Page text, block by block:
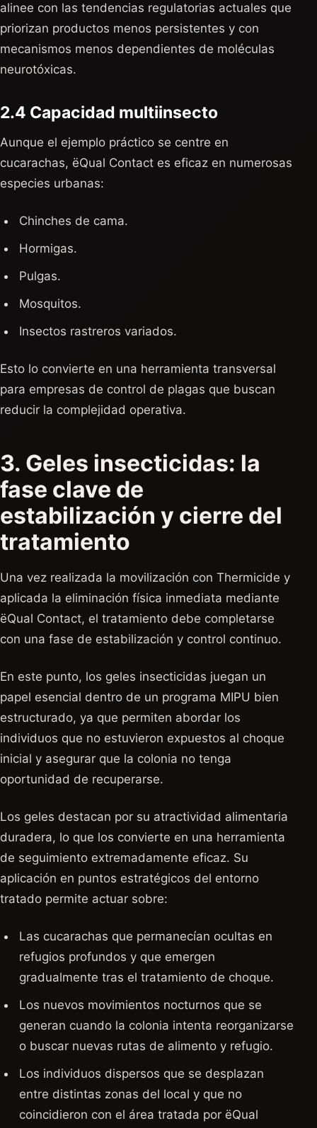
alinee con las tendencias regulatorias actuales que
priorizan productos menos persistentes y con
mecanismos menos dependientes de moléculas
neurotóxicas.
2.4 Capacidad multiinsecto
Aunque el ejemplo práctico se centre en
cucarachas, ëQual Contact es eficaz en numerosas
especies urbanas:
Chinches de cama.
Hormigas.
Pulgas.
Mosquitos.
Insectos rastreros variados.
Esto lo convierte en una herramienta transversal
para empresas de control de plagas que buscan
reducir la complejidad operativa.
3. Geles insecticidas: la
fase clave de
estabilización y cierre del
tratamiento
Una vez realizada la movilización con Thermicide y
aplicada la eliminación física inmediata mediante
ëQual Contact, el tratamiento debe completarse
con una fase de estabilización y control continuo.
En este punto, los geles insecticidas juegan un
papel esencial dentro de un programa MIPU bien
estructurado, ya que permiten abordar los
individuos que no estuvieron expuestos al choque
inicial y asegurar que la colonia no tenga
oportunidad de recuperarse.
Los geles destacan por su atractividad alimentaria
duradera, lo que los convierte en una herramienta
de seguimiento extremadamente eficaz. Su
aplicación en puntos estratégicos del entorno
tratado permite actuar sobre:
Las cucarachas que permanecían ocultas en
refugios profundos y que emergen
gradualmente tras el tratamiento de choque.
Los nuevos movimientos nocturnos que se
generan cuando la colonia intenta reorganizarse
o buscar nuevas rutas de alimento y refugio.
Los individuos dispersos que se desplazan
entre distintas zonas del local y que no
coincidieron con el área tratada por ëQual